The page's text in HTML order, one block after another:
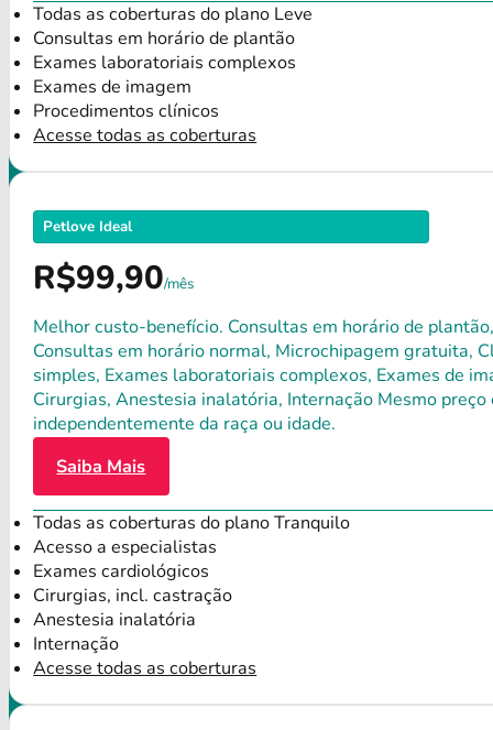
Todas as coberturas do plano Leve
Consultas em horário de plantão
Exames laboratoriais complexos
Exames de imagem
Procedimentos clínicos
Acesse todas as coberturas
Petlove Ideal
R$99,90/mês
Melhor custo-benefício. Consultas em horário de
Consultas em horário normal, Microchipagem gratuita,
simples, Exames laboratoriais complexos, Exames de
Cirurgias, Anestesia inalatória, Internação Mesmo
independentemente da raça ou idade.
Saiba Mais
Todas as coberturas do plano Tranquilo
Acesso a especialistas
Exames cardiológicos
Cirurgias, incl. castração
Anestesia inalatória
Internação
Acesse todas as coberturas